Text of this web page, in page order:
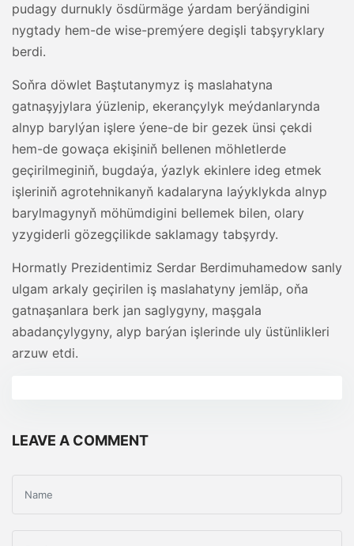
pudagy durnukly ösdürmäge ýardam berýändigini
nygtady hem-de wise-premýere degişli tabşyryklary
berdi.
Soňra döwlet Baştutanymyz iş maslahatyna
gatnaşyjylara ýüzlenip, ekerançylyk meýdanlarynda
alnyp barylýan işlere ýene-de bir gezek ünsi çekdi
hem-de gowaça ekişiniň bellenen möhletlerde
geçirilmeginiň, bugdaýa, ýazlyk ekinlere ideg etmek
işleriniň agrotehnikanyň kadalaryna laýyklykda alnyp
barylmagynyň möhümdigini bellemek bilen, olary
yzygiderli gözegçilikde saklamagy tabşyrdy.
Hormatly Prezidentimiz Serdar Berdimuhamedow sanly
ulgam arkaly geçirilen iş maslahatyny jemläp, oňa
gatnaşanlara berk jan saglygyny, maşgala
abadançylygyny, alyp barýan işlerinde uly üstünlikleri
arzuw etdi.
LEAVE A COMMENT